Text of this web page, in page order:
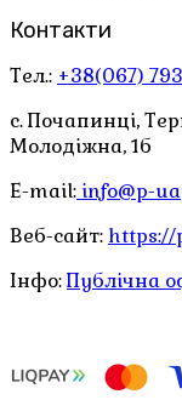
Контакти
Тел.: +38(067)
с. Почапинці,
Молодіжна, 1б
E-mail: info@p-
Веб-сайт: https://
Інфо:Публічна